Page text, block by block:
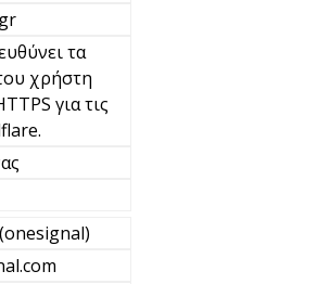
τα
χρήστη
για τις
(onesignal)